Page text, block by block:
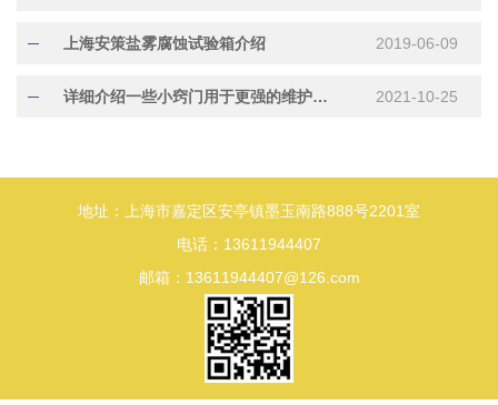
上海安策盐雾腐蚀试验箱介绍 2019-06-09
详细介绍一些小窍门用于更强的维护无水加热盐雾箱喷头 2021-10-25
地址：上海市嘉定区安亭镇墨玉南路888号2201室
电话：13611944407
邮箱：13611944407@126.com